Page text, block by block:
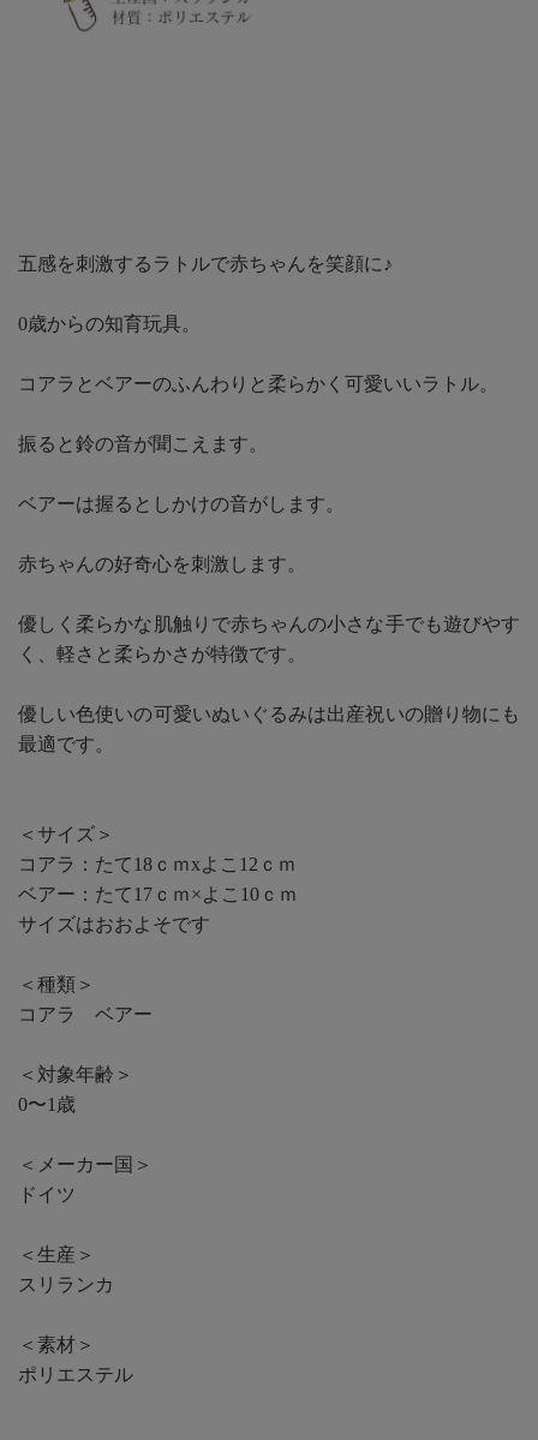
五感を刺激するラトルで赤ちゃんを笑顔に♪
0歳からの知育玩具。
コアラとベアーのふんわりと柔らかく可愛いいラトル。
振ると鈴の音が聞こえます。
ベアーは握るとしかけの音がします。
赤ちゃんの好奇心を刺激します。
優しく柔らかな肌触りで赤ちゃんの小さな手でも遊びやす
く、軽さと柔らかさが特徴です。
優しい色使いの可愛いぬいぐるみは出産祝いの贈り物にも
最適です。
＜サイズ＞
コアラ：たて18ｃｍxよこ12ｃｍ
ベアー：たて17ｃｍ×よこ10ｃｍ
サイズはおおよそです
＜種類＞
コアラ ベアー
＜対象年齢＞
0〜1歳
＜メーカー国＞
ドイツ
＜生産＞
スリランカ
＜素材＞
ポリエステル